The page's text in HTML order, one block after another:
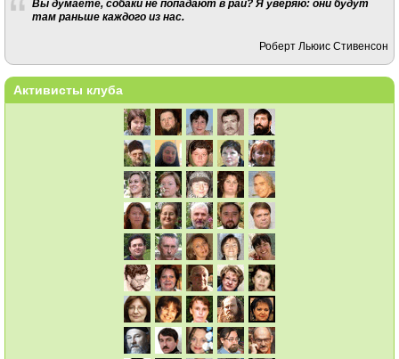
Вы думаете, собаки не попадают в рай? Я уверяю: они будут
там раньше каждого из нас.
Роберт Льюис Стивенсон
Активисты клуба